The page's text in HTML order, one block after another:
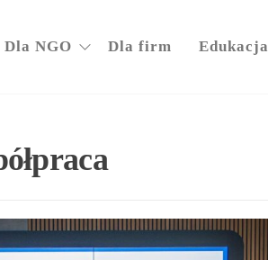
Dla NGO Dla firm Edukacja